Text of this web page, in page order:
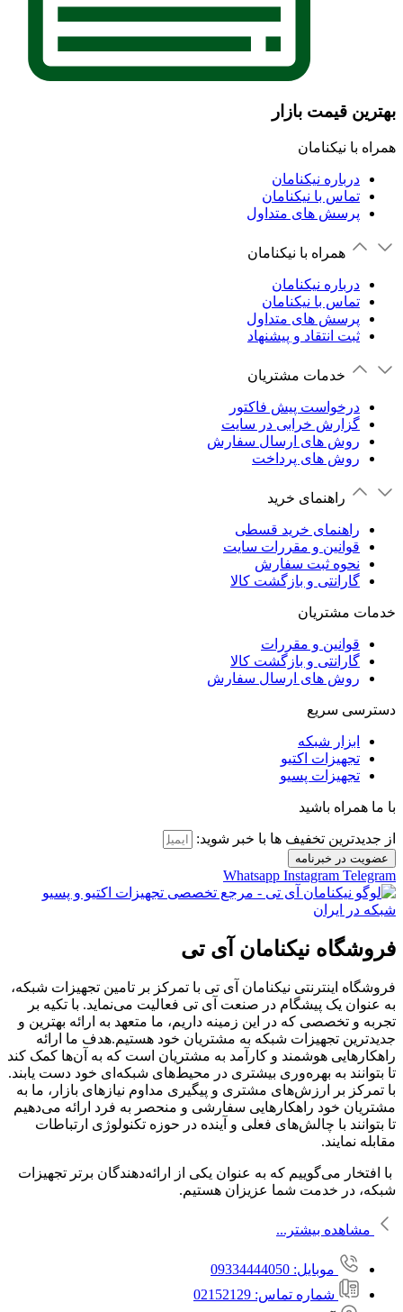
بهترین قیمت بازار
همراه با نیکنامان
درباره نیکنامان
تماس با نیکنامان
پرسش های متداول
همراه با نیکنامان
درباره نیکنامان
تماس با نیکنامان
پرسش های متداول
ثبت انتقاد و پیشنهاد
خدمات مشتریان
درخواست پیش فاکتور
گزارش خرابی در سایت
روش های ارسال سفارش
روش های پرداخت
راهنمای خرید
راهنمای خرید قسطی
قوانین و مقررات سایت
نحوه ثبت سفارش
گارانتی و بازگشت کالا
خدمات مشتریان
قوانین و مقررات
گارانتی و بازگشت کالا
روش های ارسال سفارش
دسترسی سریع
ابزار شبکه
تجهیزات اکتیو
تجهیزات پسیو
با ما همراه باشید
از جدیدترین تخفیف ها با خبر شوید:
عضویت در خبرنامه
Whatsapp Instagram Telegram
فروشگاه نیکنامان آی‌ تی
فروشگاه اینترنتی نیکنامان آی تی با تمرکز بر تامین تجهیزات شبکه،
به عنوان یک پیشگام در صنعت آی تی فعالیت می‌نماید. با تکیه بر
تجربه و تخصصی که در این زمینه داریم، ما متعهد به ارائه بهترین و
جدیدترین تجهیزات شبکه به مشتریان خود هستیم.هدف ما ارائه
راهکارهایی هوشمند و کارآمد به مشتریان است که به آن‌ها کمک کند
تا بتوانند به بهره‌وری بیشتری در محیط‌های شبکه‌ای خود دست یابند.
با تمرکز بر ارزش‌های مشتری و پیگیری مداوم نیازهای بازار، ما به
مشتریان خود راهکارهایی سفارشی و منحصر به فرد ارائه می‌دهیم
تا بتوانند با چالش‌های فعلی و آینده در حوزه تکنولوژی ارتباطات
مقابله نمایند.
با افتخار می‌گوییم که به عنوان یکی از ارائه‌دهندگان برتر تجهیزات
شبکه، در خدمت شما عزیزان هستیم.
مشاهده بیشتر...
موبایل: 09334444050
شماره تماس: 02152129